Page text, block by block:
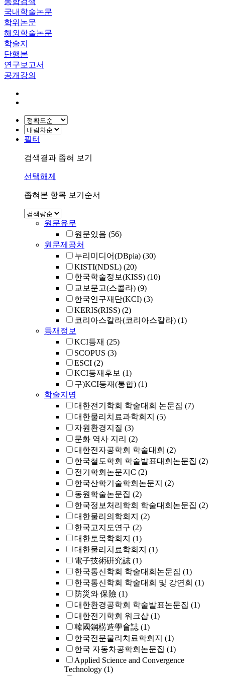
국내학술논문
학위논문
해외학술논문
학술지
단행본
연구보고서
공개강의
필터
검색결과 좁혀 보기
선택해제
좁혀본 항목 보기순서
원문유무
원문있음 (56)
원문제공처
누리미디어(DBpia) (30)
KISTI(NDSL) (20)
한국학술정보(KISS) (10)
교보문고(스콜라) (9)
한국연구재단(KCI) (3)
KERIS(RISS) (2)
코리아스칼라(코리아스칼라) (1)
등재정보
KCI등재 (25)
SCOPUS (3)
ESCI (2)
KCI등재후보 (1)
구)KCI등재(통합) (1)
학술지명
대한전기학회 학술대회 논문집 (7)
대한물리치료과학회지 (5)
자원환경지질 (3)
문화 역사 지리 (2)
대한전자공학회 학술대회 (2)
한국철도학회 학술발표대회논문집 (2)
전기학회논문지C (2)
한국산학기술학회논문지 (2)
동원학술논문집 (2)
한국정보처리학회 학술대회논문집 (2)
대한물리의학회지 (2)
한국고지도연구 (2)
대한토목학회지 (1)
대한물리치료학회지 (1)
電子技術硏究誌 (1)
한국통신학회 학술대회논문집 (1)
한국통신학회 학술대회 및 강연회 (1)
防災와 保險 (1)
대한환경공학회 학술발표논문집 (1)
대한전기학회 워크샵 (1)
韓國鋼構造學會誌 (1)
한국전문물리치료학회지 (1)
한국 자동차공학회논문집 (1)
Applied Science and Convergence
Technology (1)